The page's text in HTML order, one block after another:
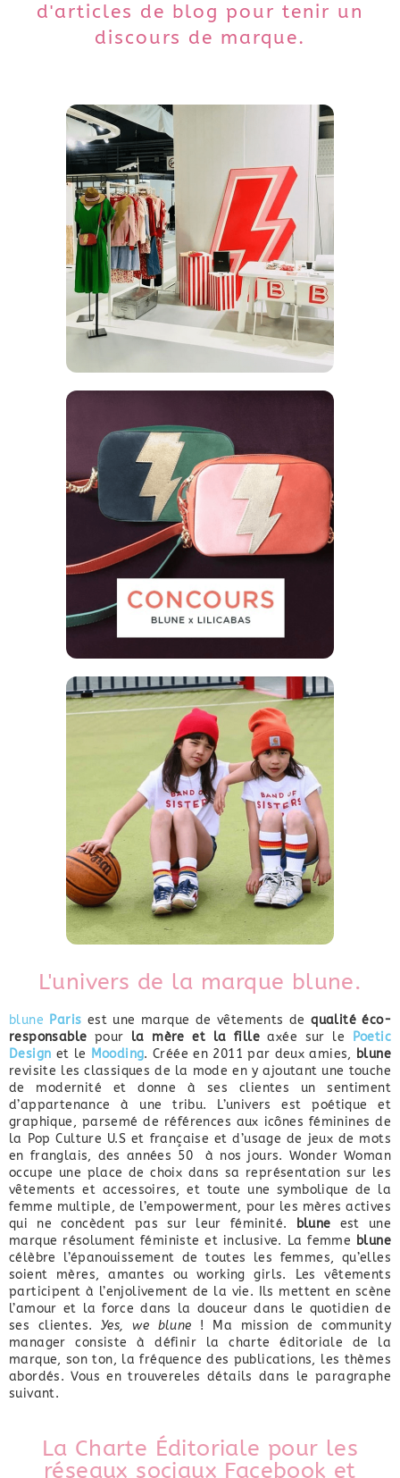
d'articles de blog pour tenir un
discours de marque.
L'univers de la marque blune.
blune Paris est une marque de vêtements dequalité éco-
responsable pour la mère et la fille axée sur le
Poetic
Design et le Mooding. Créée en 2011 par deux amies, blune
revisite les classiques de la mode en y ajoutant une touche
de modernité et donne à ses clientes un sentiment
d’appartenance à une tribu. L’univers est poétique et
graphique, parsemé de références aux icônes féminines de
la Pop Culture U.S et française et d’usage de jeux de mots
en franglais, des années 50 à nos jours. Wonder Woman
occupe une place de choix dans sa représentation sur les
vêtements et accessoires, et toute une symbolique de la
femme multiple, de l’empowerment, pour les mères actives
qui ne concèdent pas sur leur féminité.
blune est une
marque résolument féministe et inclusive. La femme blune
célèbre l’épanouissement de toutes les femmes, qu’elles
soient mères, amantes ou working girls. Les vêtements
participent à l’enjolivement de la vie. Ils mettent en scène
l’amour et la force dans la douceur dans le quotidien de
ses clientes. Yes, we blune ! Ma mission de community
manager consiste à définir la charte éditoriale de la
marque, son ton, la fréquence des publications, les thèmes
abordés. Vous en trouvereles détails dans le paragraphe
suivant.
La Charte Éditoriale pour les
réseaux sociaux Facebook et